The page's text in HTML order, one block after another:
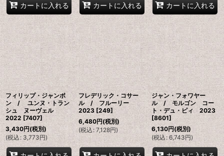
カートに入れる カートに入れる カートに入れる
フィリップ・ジャンボ
ン / ユンヌ・トラン
シュ ヌーヴェル
2022 [7407]
3,430円(税別)
(税込 : 3,773円)
フレデリック・コサー
ル / フルーリー
2023 [249]
6,480円(税別)
(税込 : 7,128円)
ジャン・フォワヤー
ル / モルゴン コー
ト・デュ・ピィ 2023
[8601]
6,130円(税別)
(税込 : 6,743円)